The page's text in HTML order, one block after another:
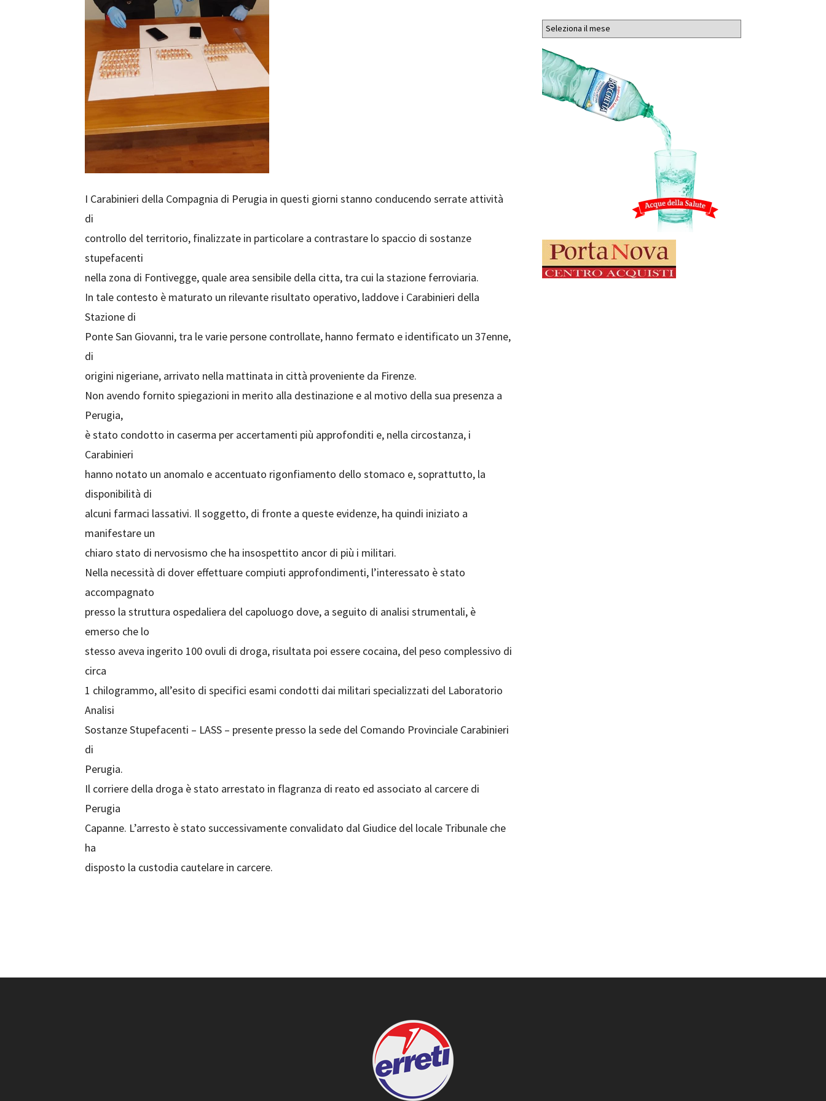
I Carabinieri della Compagnia di Perugia in questi giorni stanno conducendo serrate attività
di
controllo del territorio, finalizzate in particolare a contrastare lo spaccio di sostanze
stupefacenti
nella zona di Fontivegge, quale area sensibile della citta, tra cui la stazione ferroviaria.
In tale contesto è maturato un rilevante risultato operativo, laddove i Carabinieri della
Stazione di
Ponte San Giovanni, tra le varie persone controllate, hanno fermato e identificato un 37enne,
di
origini nigeriane, arrivato nella mattinata in città proveniente da Firenze.
Non avendo fornito spiegazioni in merito alla destinazione e al motivo della sua presenza a
Perugia,
è stato condotto in caserma per accertamenti più approfonditi e, nella circostanza, i
Carabinieri
hanno notato un anomalo e accentuato rigonfiamento dello stomaco e, soprattutto, la
disponibilità di
alcuni farmaci lassativi. Il soggetto, di fronte a queste evidenze, ha quindi iniziato a
manifestare un
chiaro stato di nervosismo che ha insospettito ancor di più i militari.
Nella necessità di dover effettuare compiuti approfondimenti, l’interessato è stato
accompagnato
presso la struttura ospedaliera del capoluogo dove, a seguito di analisi strumentali, è
emerso che lo
stesso aveva ingerito 100 ovuli di droga, risultata poi essere cocaina, del peso complessivo di
circa
1 chilogrammo, all’esito di specifici esami condotti dai militari specializzati del Laboratorio
Analisi
Sostanze Stupefacenti – LASS – presente presso la sede del Comando Provinciale Carabinieri
di
Perugia.
Il corriere della droga è stato arrestato in flagranza di reato ed associato al carcere di
Perugia
Capanne. L’arresto è stato successivamente convalidato dal Giudice del locale Tribunale che
ha
disposto la custodia cautelare in carcere.
Archivi